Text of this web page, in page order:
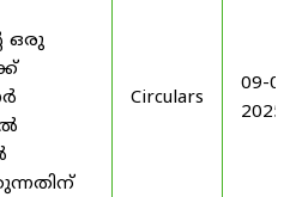
ഒരു
Circulars
09-
2025